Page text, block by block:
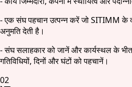
- एक संघ पहचान उत्पन्न करें जो SITIMM के
अनुमति देती है।
- संघ सलाहकार को जानें और कार्यस्थल के
गतिविधियों, दिनों और घंटों को पहचानें।
02